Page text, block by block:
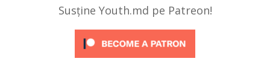
Susține Youth.md pe Patreon!